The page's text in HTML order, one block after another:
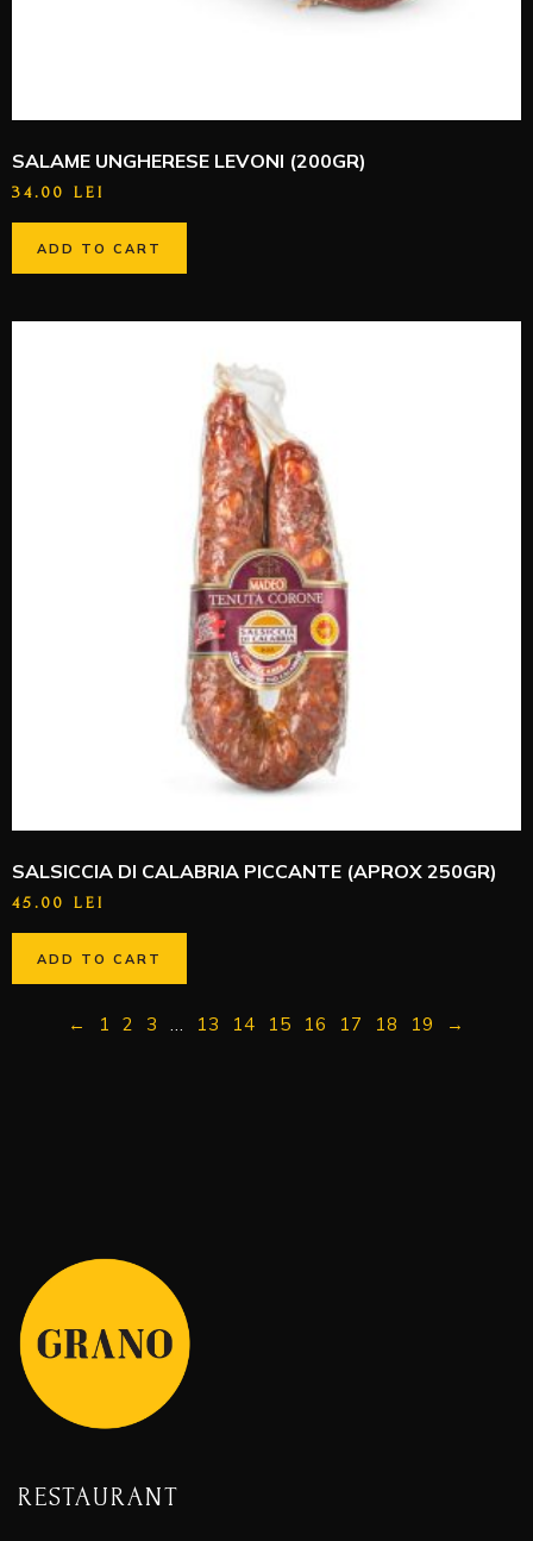
SALAME UNGHERESE LEVONI (200GR)
34.00 LEI
ADD TO CART
SALSICCIA DI CALABRIA PICCANTE (APROX 250GR)
45.00 LEI
ADD TO CART
← 1 2 3 … 13 14 15 16 17 18 19 →
RESTAURANT